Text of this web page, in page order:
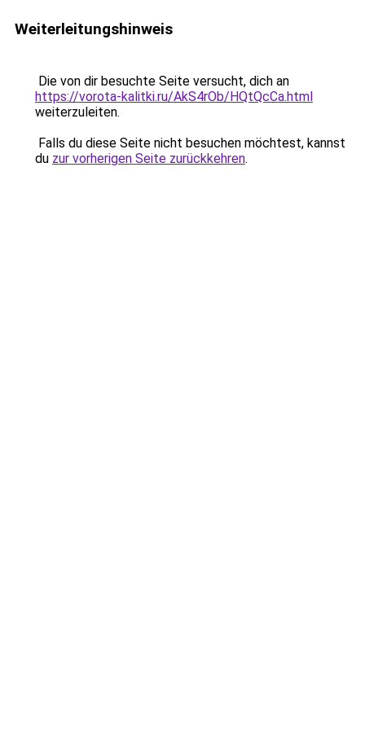
Weiterleitungshinweis
Die von dir besuchte Seite versucht, dich an
https://vorota-kalitki.ru/AkS4rOb/HQtQcCa.html
weiterzuleiten.
Falls du diese Seite nicht besuchen möchtest, kannst
du zur vorherigen Seite zurückkehren.